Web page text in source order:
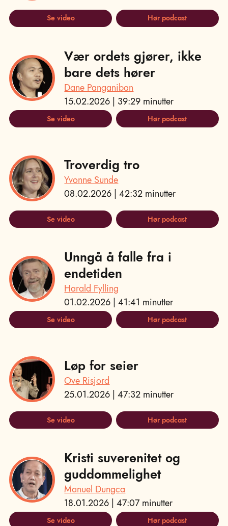
Se video Hør podcast
Vær ordets gjører, ikke
bare dets hører
Dane Panganiban
15.02.2026 | 39:29 minutter
Se video Hør podcast
Troverdig tro
Yvonne Sunde
08.02.2026 | 42:32 minutter
Se video Hør podcast
Unngå å falle fra i
endetiden
Harald Fylling
01.02.2026 | 41:41 minutter
Se video Hør podcast
Løp for seier
Ove Risjord
25.01.2026 | 47:32 minutter
Se video Hør podcast
Kristi suverenitet og
guddommelighet
Manuel Dungca
18.01.2026 | 47:07 minutter
Se video Hør podcast